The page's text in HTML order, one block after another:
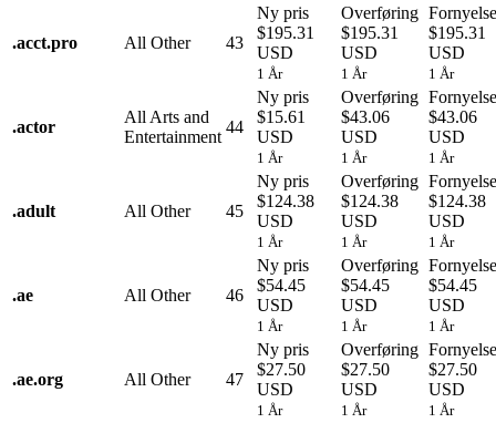
.acct.pro All Other 43
Ny pris
$195.31
USD
1 År
Overføring
$195.31
USD
1 År
Fornyelse
$195.31
USD
1 År
.actor
All Arts and
Entertainment
44
Ny pris
$15.61
USD
1 År
Overføring
$43.06
USD
1 År
Fornyelse
$43.06
USD
1 År
.adult All Other 45
Ny pris
$124.38
USD
1 År
Overføring
$124.38
USD
1 År
Fornyelse
$124.38
USD
1 År
.ae All Other 46
Ny pris
$54.45
USD
1 År
Overføring
$54.45
USD
1 År
Fornyelse
$54.45
USD
1 År
.ae.org All Other 47
Ny pris
$27.50
USD
1 År
Overføring
$27.50
USD
1 År
Fornyelse
$27.50
USD
1 År